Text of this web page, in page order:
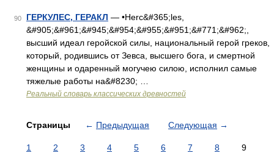
90 ГЕРКУЛЕС, ГЕРАКЛ — •Herc&#365;les,
&#905;&#961;&#945;&#954;&#955;&#951;&#771;&#962;,
высший идеал геройской силы, национальный герой греков,
который, родившись от Зевса, высшего бога, и смертной
женщины и одаренный могучею силою, исполнил самые
тяжелые работы на&#8230; …
Реальный словарь классических древностей
Страницы ← Предыдущая Следующая →
1 2 3 4 5 6 7 8
9